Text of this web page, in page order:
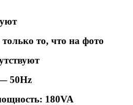
то, что на фото
50Hz
180VA